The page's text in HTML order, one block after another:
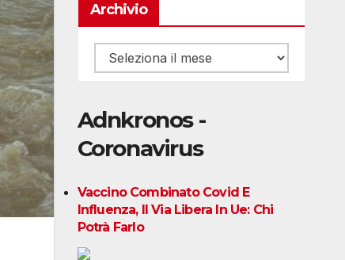
Archivio
Archivio
Adnkronos -
Coronavirus
Vaccino Combinato Covid E
Influenza, Il Via Libera In Ue: Chi
Potrà Farlo